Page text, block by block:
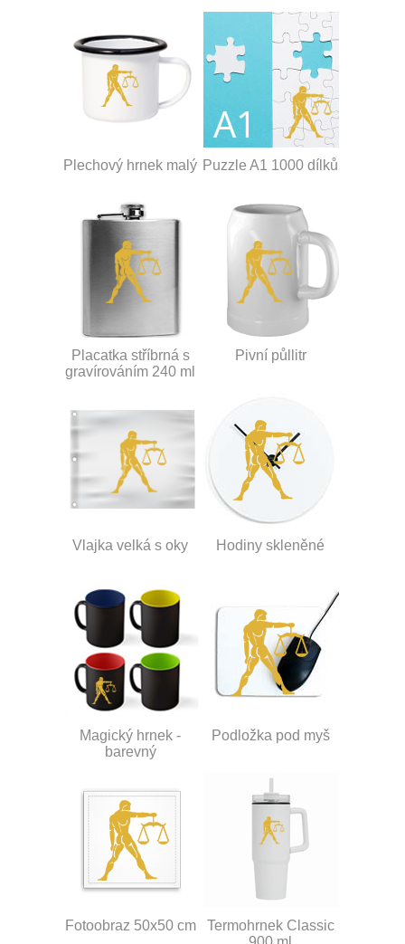
Plechový hrnek malý Puzzle A1 1000 dílků
Placatka stříbrná s
gravírováním 240 ml
Pivní půllitr
Vlajka velká s oky Hodiny skleněné
Magický hrnek -
barevný
Podložka pod myš
Fotoobraz 50x50 cm
Termohrnek Classic